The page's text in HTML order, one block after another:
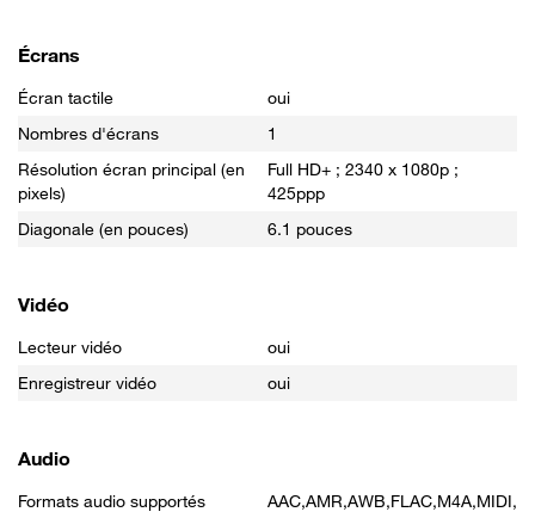
Écrans
Écran tactile
oui
Nombres d'écrans
1
Résolution écran principal (en
pixels)
Full HD+ ; 2340 x 1080p ;
425ppp
Diagonale (en pouces)
6.1 pouces
Vidéo
Lecteur vidéo
oui
Enregistreur vidéo
oui
Audio
Formats audio supportés
AAC,AMR,AWB,FLAC,M4A,MIDI,